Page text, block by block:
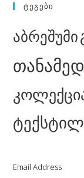
ᲢᲔᲒᲔᲑᲘ
აბრეშუმი
Email Address